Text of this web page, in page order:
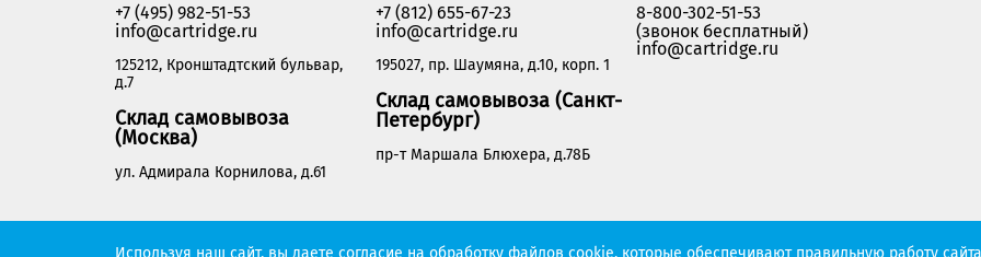
+7 (495) 982-51-53
info@cartridge.ru
125212, Кронштадтский бульвар,
д.7
Склад самовывоза
(Москва)
ул. Адмирала Корнилова, д.61
+7 (812) 655-67-23
info@cartridge.ru
195027, пр. Шаумяна, д.10, корп. 1
Склад самовывоза (Санкт-
Петербург)
пр-т Маршала Блюхера, д.78Б
8-800-302-51-53
(звонок бесплатный)
info@cartridge.ru
Cartridge.ru 2012-2026. Все права защищены Политика конфиденциальности
Используя наш сайт, вы даете согласие на обработку файлов cookie, которые обеспечивают правильную работу